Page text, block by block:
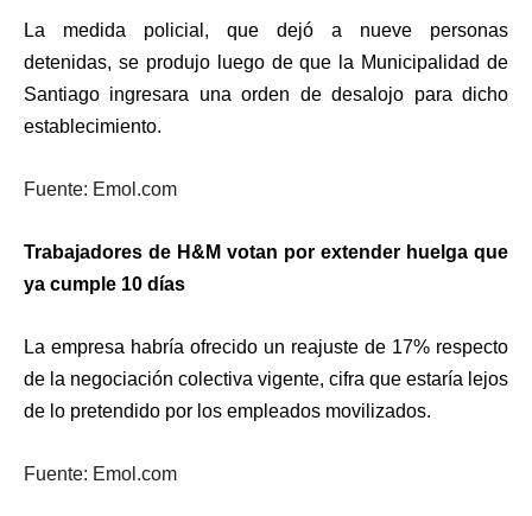
La medida policial, que dejó a nueve personas
detenidas, se produjo luego de que la Municipalidad de
Santiago ingresara una orden de desalojo para dicho
establecimiento.
Fuente: Emol.com
Trabajadores de H&M votan por extender huelga que
ya cumple 10 días
La empresa habría ofrecido un reajuste de 17% respecto
de la negociación colectiva vigente, cifra que estaría lejos
de lo pretendido por los empleados movilizados.
Fuente: Emol.com